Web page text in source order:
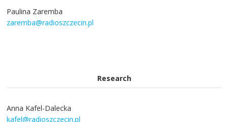
Paulina Zaremba
zaremba@radioszczecin.pl
Research
Anna Kafel-Dalecka
kafel@radioszczecin.pl